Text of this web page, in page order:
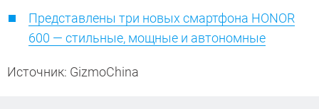
Представлены три новых смартфона HONOR
600 — стильные, мощные и автономные
Источник: GizmoChina